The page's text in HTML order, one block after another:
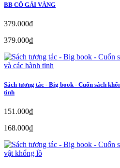
BB CÔ GÁI VÀNG
379.000₫
379.000₫
Sách tương tác - Big book - Cuốn sách
tinh
151.000₫
168.000₫